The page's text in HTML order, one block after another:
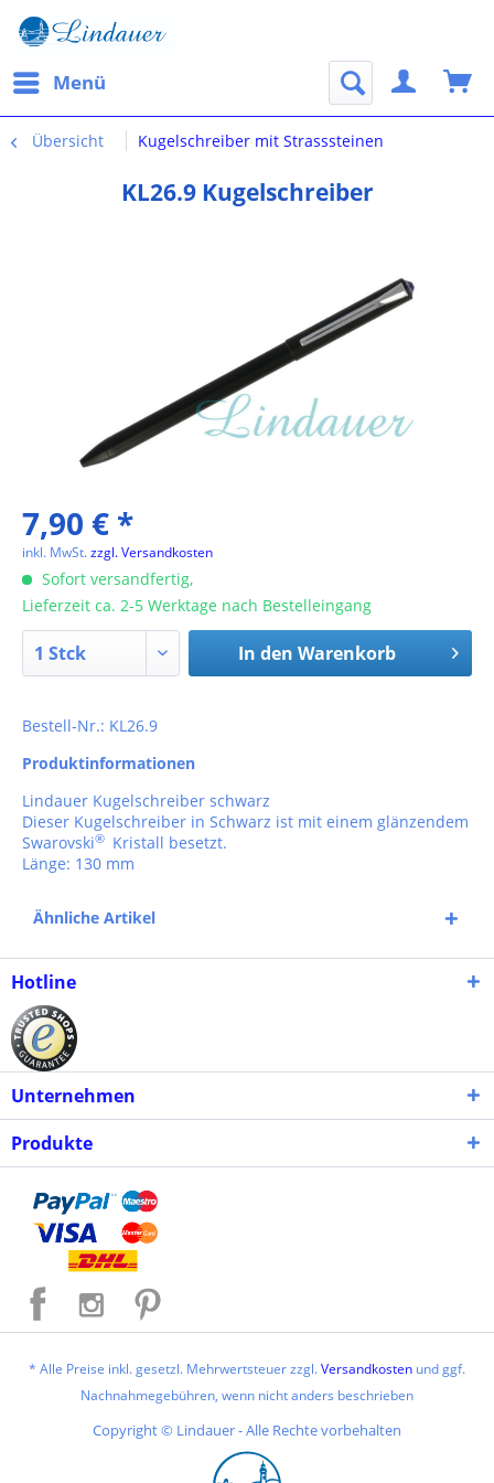
Menü
Übersicht Kugelschreiber mit Strasssteinen
KL26.9 Kugelschreiber
7,90 € *
inkl. MwSt.zzgl. Versandkosten
Sofort versandfertig,
Lieferzeit ca. 2-5 Werktage nach Bestelleingang
In den Warenkorb
Bestell-Nr.: KL26.9
Produktinformationen
Lindauer Kugelschreiber schwarz
Dieser Kugelschreiber in Schwarz ist mit einem glänzendem
Swarovski® Kristall besetzt.
Länge: 130 mm
Ähnliche Artikel
Hotline
Unternehmen
Produkte
* Alle Preise inkl. gesetzl. Mehrwertsteuer zzgl.Versandkosten und ggf.
Nachnahmegebühren, wenn nicht anders beschrieben
Copyright © Lindauer - Alle Rechte vorbehalten